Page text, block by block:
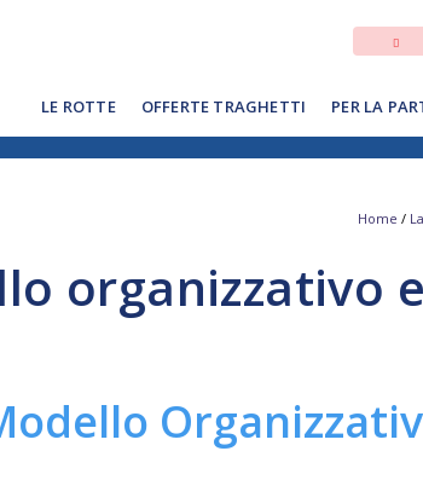
LE ROTTE OFFERTE TRAGHETTI PER LA
Home /
organizzativo